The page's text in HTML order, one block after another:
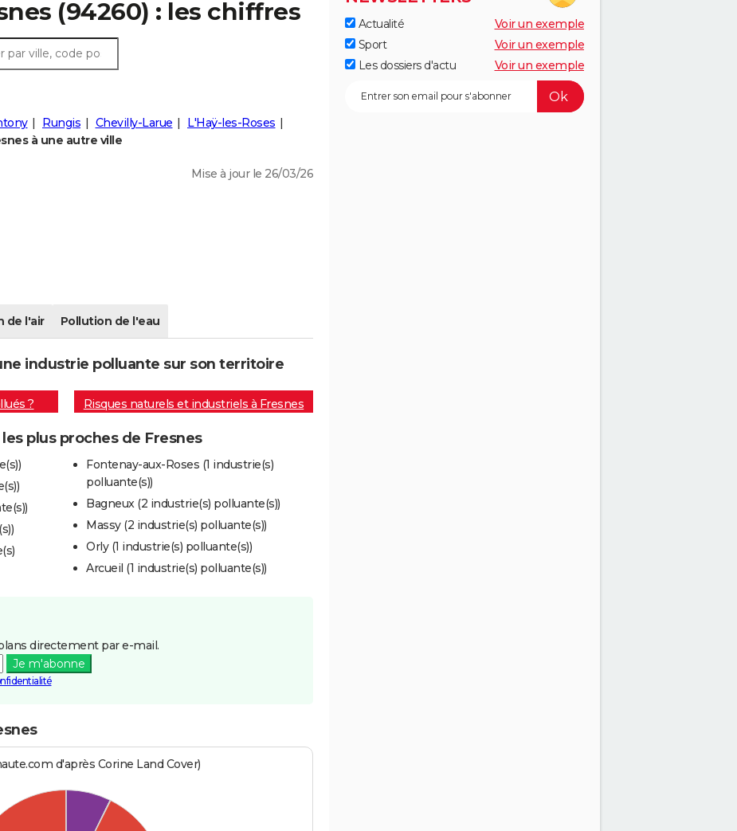
(94260) : les chiffres
Rungis Chevilly-Larue
L'Haÿ-les-Roses
à une autre ville
Mise à jour le 26/03/26
de l'air Pollution de l'eau
industrie polluante sur son territoire
? Risques naturels et industriels à Fresnes
plus proches de Fresnes
Fontenay-aux-Roses (1 industrie(s)
polluante(s))
Bagneux (2 industrie(s) polluante(s))
Massy (2 industrie(s) polluante(s))
Orly (1 industrie(s) polluante(s))
Arcueil (1 industrie(s) polluante(s))
directement par e-mail.
Je m'abonne
d'après Corine Land Cover)
Actualité
Voir un exemple
Sport
Voir un exemple
Les dossiers d'actu
Voir un exemple